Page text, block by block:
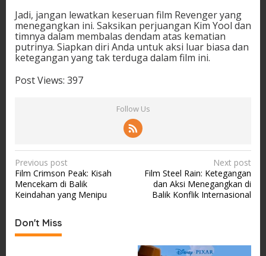
Jadi, jangan lewatkan keseruan film Revenger yang
menegangkan ini. Saksikan perjuangan Kim Yool dan
timnya dalam membalas dendam atas kematian
putrinya. Siapkan diri Anda untuk aksi luar biasa dan
ketegangan yang tak terduga dalam film ini.
Post Views: 397
Follow Us
P
o
s
n
Previous post
Film Crimson Peak: Kisah
Mencekam di Balik
Keindahan yang Menipu
Next post
Film Steel Rain: Ketegangan
dan Aksi Menegangkan di
Balik Konflik Internasional
Don't Miss